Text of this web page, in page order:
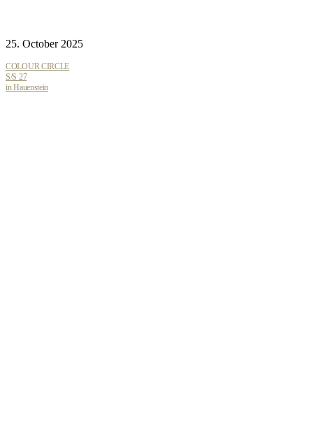
25. October 2025
COLOUR CIRCLE
S/S 27
in Hauenstein